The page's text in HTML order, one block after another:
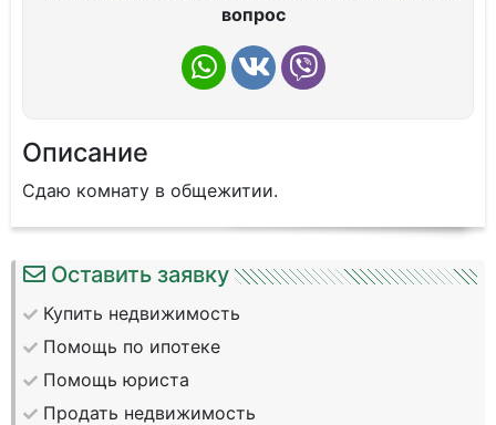
вопрос
Описание
Сдаю комнату в общежитии.
Оставить заявку
Купить недвижимость
Помощь по ипотеке
Помощь юриста
Продать недвижимость